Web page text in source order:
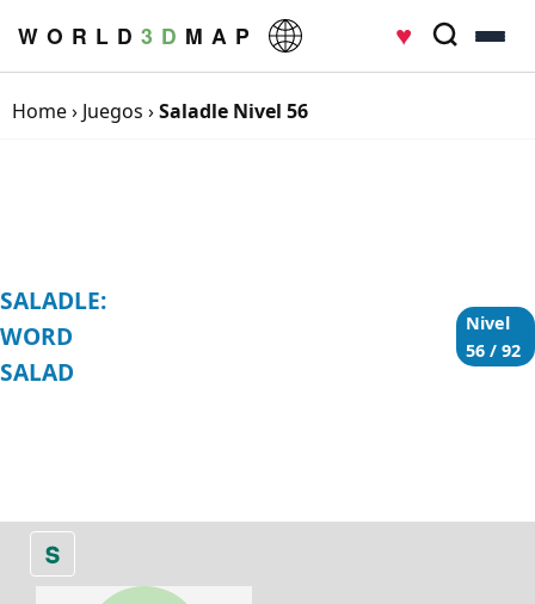
W O R L D 3 D M A P ♥
Home› Juegos ›Saladle Nivel 56
SALADLE:
WORD
SALAD
Nivel
56 / 92